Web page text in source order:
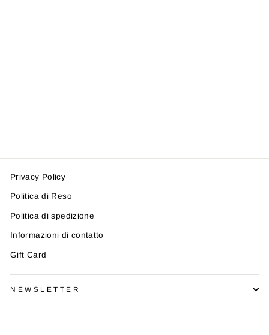
Privacy Policy
Politica di Reso
Politica di spedizione
Informazioni di contatto
Gift Card
NEWSLETTER